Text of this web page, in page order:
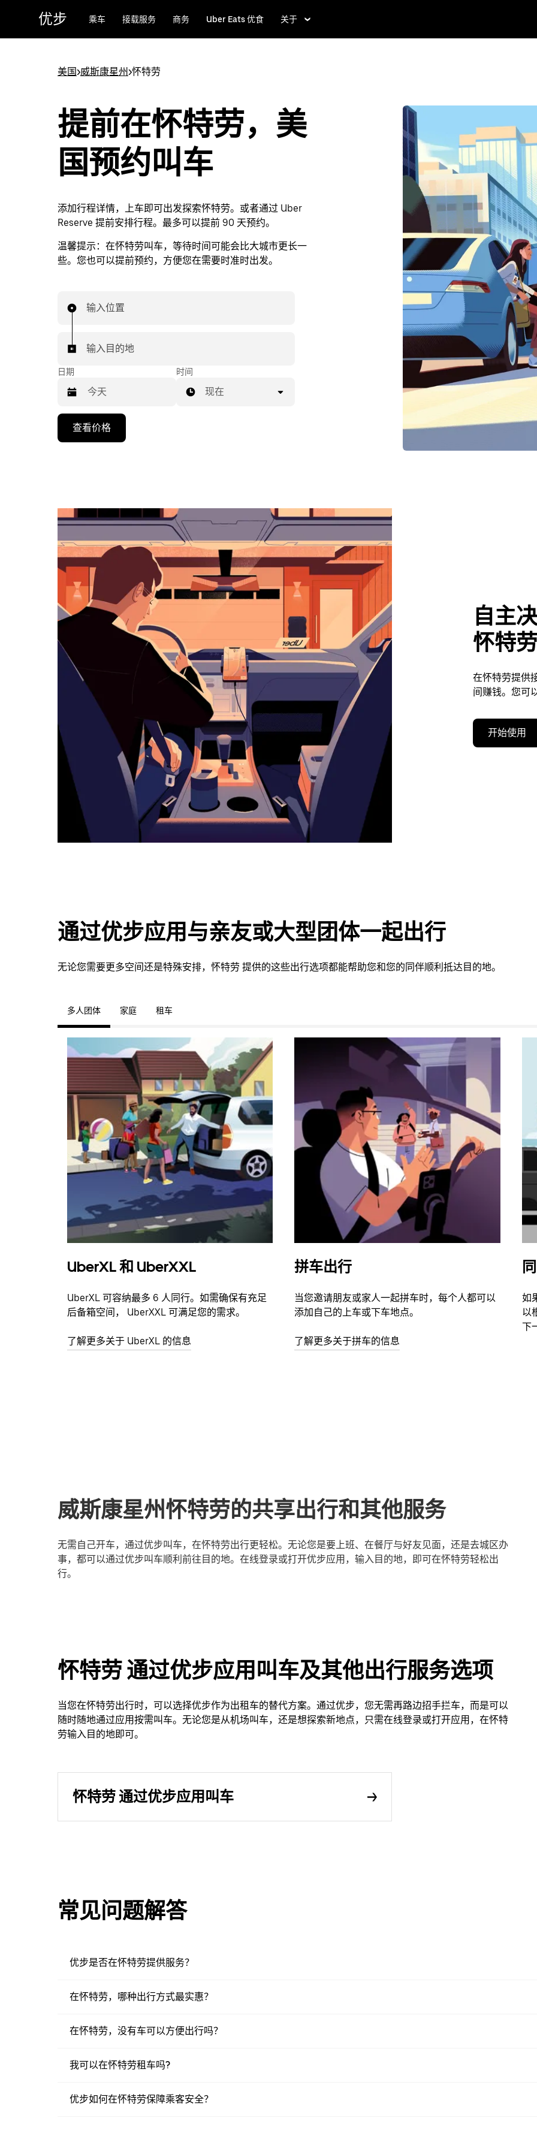
优步 乘车 接载服务 商务 Uber Eats 优食 关于
美国>威斯康星州>怀特劳
提前在怀特劳，美
国预约叫车
添加行程详情，上车即可出发探索怀特劳。或者通过 Uber
Reserve 提前安排行程。最多可以提前 90 天预约。
温馨提示： 在怀特劳叫车，等待时间可能会比大城市更长一
些。您也可以提前预约，方便您在需要时准时出发。
输入位置
输入目的地
日期
向
可
浏
览
日
历
择
期。
按
关
闭
日
历。
时间
现在
查看价格
自主
怀特
在怀特劳提供
间赚钱。您可
开始使用
通过优步应用与亲友或大型团体一起出行
无论您需要更多空间还是特殊安排，怀特劳 提供的这些出行选项都能帮助您和您的同伴顺利抵达目的地。
多人团体 家庭 租车
UberXL 和 UberXXL
UberXL 可容纳最多 6 人同行。如需确保有充足
后备箱空间， UberXXL 可满足您的需求。
了解更多关于 UberXL 的信息
拼车出行
当您邀请朋友或家人一起拼车时，每个人都可以
添加自己的上车或下车地点。
了解更多关于拼车的信息
如
以
下
威斯康星州怀特劳的共享出行和其他服务
无需自己开车，通过优步叫车，在怀特劳出行更轻松。无论您是要上班、在餐厅与好友见面，还是去城区办
事，都可以通过优步叫车顺利前往目的地。在线登录或打开优步应用，输入目的地，即可在怀特劳轻松出
行。
怀特劳 通过优步应用叫车及其他出行服务选项
当您在怀特劳出行时，可以选择优步作为出租车的替代方案。通过优步，您无需再路边招手拦车，而是可以
随时随地通过应用按需叫车。无论您是从机场叫车，还是想探索新地点，只需在线登录或打开应用，在怀特
劳输入目的地即可。
怀特劳 通过优步应用叫车
常见问题解答
优步是否在怀特劳提供服务？
在怀特劳，哪种出行方式最实惠？
在怀特劳，没有车可以方便出行吗？
我可以在怀特劳租车吗?
优步如何在怀特劳保障乘客安全？